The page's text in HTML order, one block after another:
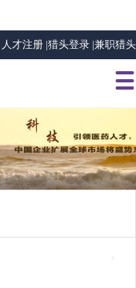
人才注册 |猎头登录 |兼职猎头
